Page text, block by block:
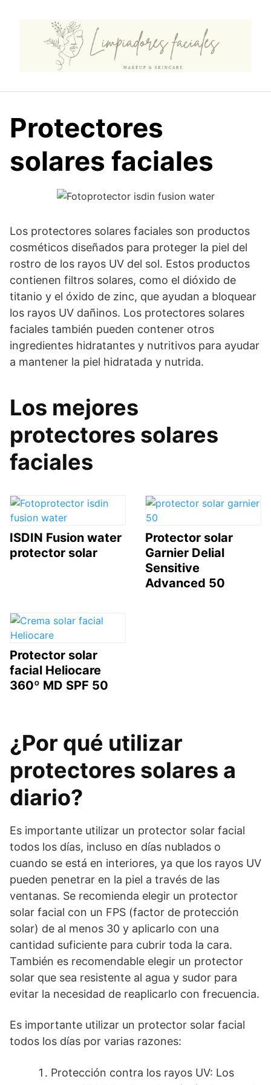
Protectores
solares faciales
Los protectores solares faciales son productos
cosméticos diseñados para proteger la piel del
rostro de los rayos UV del sol. Estos productos
contienen filtros solares, como el dióxido de
titanio y el óxido de zinc, que ayudan a bloquear
los rayos UV dañinos. Los protectores solares
faciales también pueden contener otros
ingredientes hidratantes y nutritivos para ayudar
a mantener la piel hidratada y nutrida.
Los mejores
protectores solares
faciales
ISDIN Fusion water
protector solar
Protector solar
Garnier Delial
Sensitive
Advanced 50
Protector solar
facial Heliocare
360º MD SPF 50
¿Por qué utilizar
protectores solares a
diario?
Es importante utilizar un protector solar facial
todos los días, incluso en días nublados o
cuando se está en interiores, ya que los rayos UV
pueden penetrar en la piel a través de las
ventanas. Se recomienda elegir un protector
solar facial con un FPS (factor de protección
solar) de al menos 30 y aplicarlo con una
cantidad suficiente para cubrir toda la cara.
También es recomendable elegir un protector
solar que sea resistente al agua y sudor para
evitar la necesidad de reaplicarlo con frecuencia.
Es importante utilizar un protector solar facial
todos los días por varias razones:
Protección contra los rayos UV: Los